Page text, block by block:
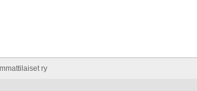
ry